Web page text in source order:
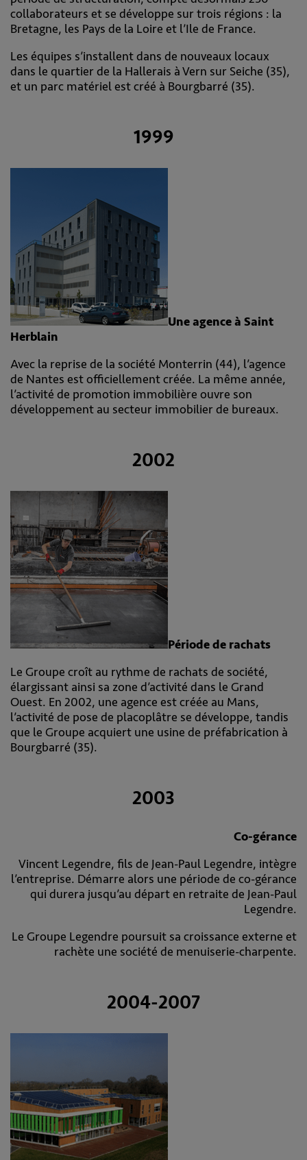
collaborateurs et se développe sur trois régions : la
Bretagne, les Pays de la Loire et l’Ile de France.
Les équipes s’installent dans de nouveaux locaux
dans le quartier de la Hallerais à Vern sur Seiche (35),
et un parc matériel est créé à Bourgbarré (35).
1999
Une agence à Saint
Herblain
Avec la reprise de la société Monterrin (44), l’agence
de Nantes est officiellement créée. La même année,
l’activité de promotion immobilière ouvre son
développement au secteur immobilier de bureaux.
2002
Période de rachats
Le Groupe croît au rythme de rachats de société,
élargissant ainsi sa zone d’activité dans le Grand
Ouest. En 2002, une agence est créée au Mans,
l’activité de pose de placoplâtre se développe, tandis
que le Groupe acquiert une usine de préfabrication à
Bourgbarré (35).
2003
Co-gérance
Vincent Legendre, fils de Jean-Paul Legendre, intègre
l’entreprise. Démarre alors une période de co-gérance
qui durera jusqu’au départ en retraite de Jean-Paul
Legendre.
Le Groupe Legendre poursuit sa croissance externe et
rachète une société de menuiserie-charpente.
2004-2007